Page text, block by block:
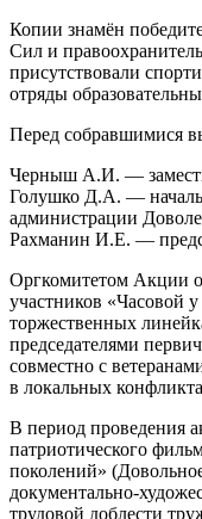
Копии знамён
Сил и
присутствовали
отряды
Перед собравшимися
Черныш А.И. —
Голушко Д.А. —
администрации
Рахманин И.Е. —
Оргкомитетом Акции
участников «Часовой
торжественных
председателями
совместно с
в локальных
В период проведения
патриотического
поколений»
документально-
трудовой доблести